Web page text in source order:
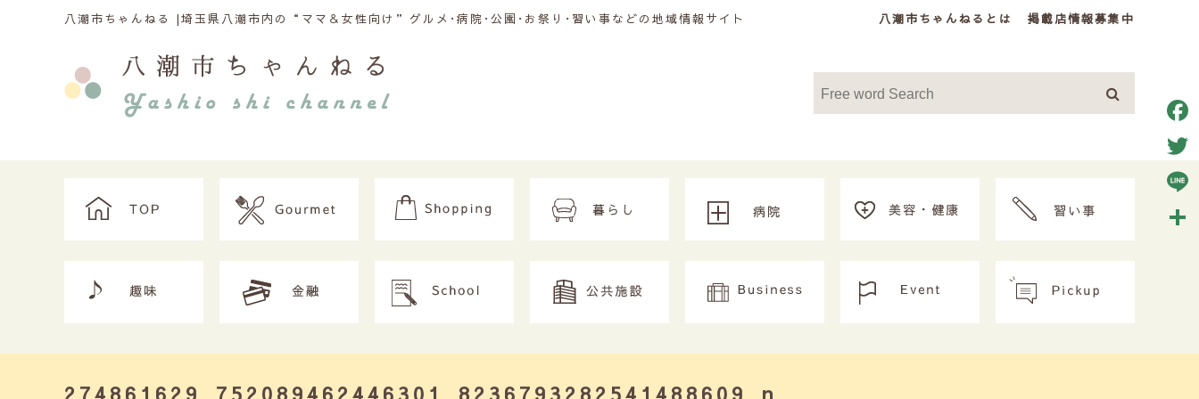
八潮市ちゃんねるとは 掲載店情報募集中
八潮市ちゃんねる |埼玉県八潮市内の“ママ＆女性向け”グルメ･病院･公園･お祭り･習い事などの地域情報サイト
274861629_752089462446301_8236793282541488609_n
Line